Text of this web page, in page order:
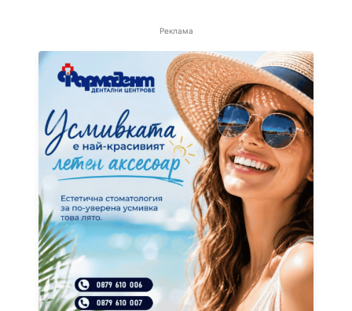
Реклама